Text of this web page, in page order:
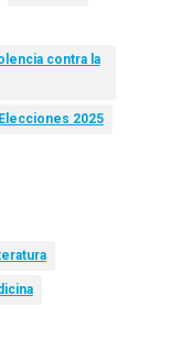
contra la
Elecciones 2025